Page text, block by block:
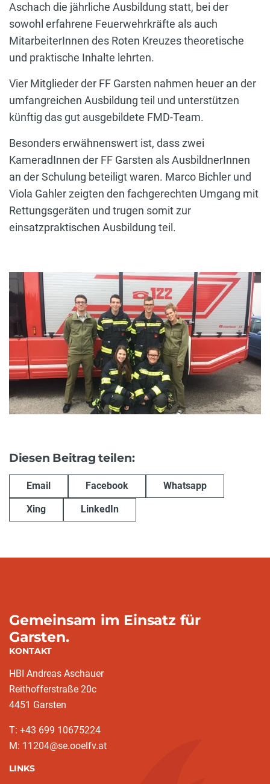
Aschach die jährliche Ausbildung statt, bei der
sowohl erfahrene Feuerwehrkräfte als auch
MitarbeiterInnen des Roten Kreuzes theoretische
und praktische Inhalte lehrten.
Vier Mitglieder der FF Garsten nahmen heuer an der
umfangreichen Ausbildung teil und unterstützen
künftig das gut ausgebildete FMD-Team.
Besonders erwähnenswert ist, dass zwei
KameradInnen der FF Garsten als AusbildnerInnen
an der Schulung beteiligt waren. Marco Bichler und
Viola Gahler zeigten den fachgerechten Umgang mit
Rettungsgeräten und trugen somit zur
einsatzpraktischen Ausbildung teil.
Diesen Beitrag teilen:
Email Facebook Whatsapp
Xing LinkedIn
Gemeinsam im Einsatz für
Garsten.
KONTAKT
HBI Andreas Aschauer
Reithofferstraße 20c
4451 Garsten
T: ‭+43 699 10675224‬
M: 11204@se.ooelfv.at
LINKS